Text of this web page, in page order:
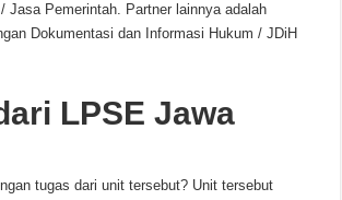
Jasa Pemerintah. Partner lainnya adalah
Dokumentasi dan Informasi Hukum / JDiH
LPSE Jawa
tugas dari unit tersebut? Unit tersebut